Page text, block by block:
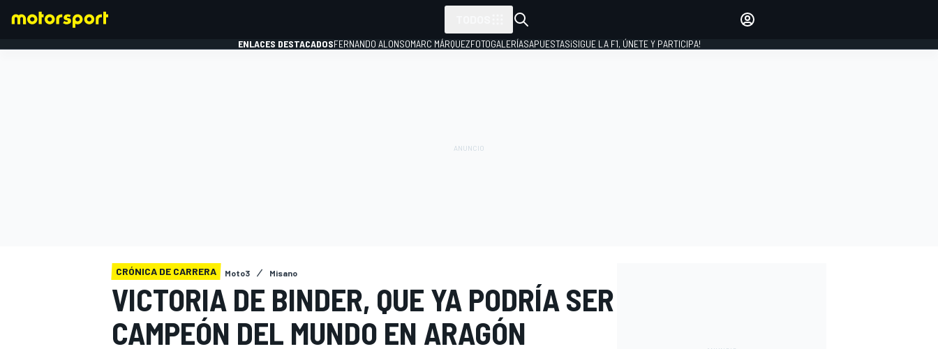
ENLACES DESTACADOSFERNANDO ALONSOMARC MÁRQUEZFOTOGALERÍASAPUESTAS¡SIGUE LA F1, ÚNETE Y PARTICIPA!
CRÓNICA DE CARRERA Moto3 Misano
VICTORIA DE BINDER, QUE YA PODRÍA SER
CAMPEÓN DEL MUNDO EN ARAGÓN